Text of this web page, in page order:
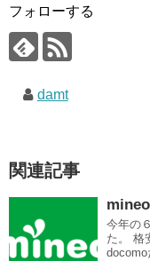
フォローする
damt
関連記事
今年の
た。 格